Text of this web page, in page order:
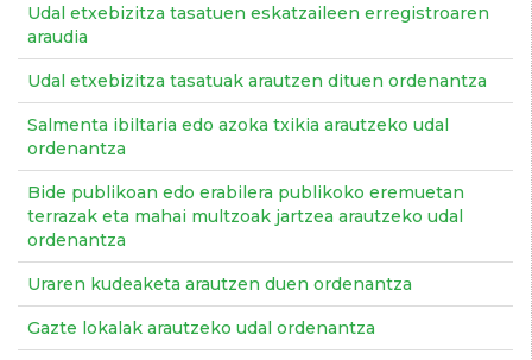
Udal etxebizitza tasatuen eskatzaileen erregistroaren
araudia
Udal etxebizitza tasatuak arautzen dituen ordenantza
Salmenta ibiltaria edo azoka txikia arautzeko udal
ordenantza
Bide publikoan edo erabilera publikoko eremuetan
terrazak eta mahai multzoak jartzea arautzeko udal
ordenantza
Uraren kudeaketa arautzen duen ordenantza
Gazte lokalak arautzeko udal ordenantza